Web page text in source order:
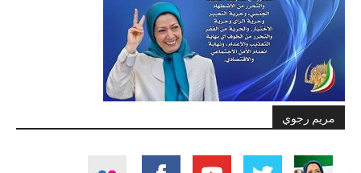
مريم رجوي